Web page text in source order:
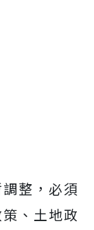
整，必須
、土地政